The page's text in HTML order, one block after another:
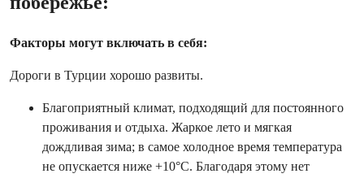
Факторы могут включать в себя:
Дороги в Турции хорошо развиты.
Благоприятный климат, подходящий для постоянного
проживания и отдыха. Жаркое лето и мягкая
дождливая зима; в самое холодное время температура
не опускается ниже +10°С. Благодаря этому нет